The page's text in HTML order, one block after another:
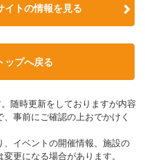
イトの情報を見る
ップへ戻る
随時更新をしておりますが内容
事前にご確認の上おでかけく
イベントの開催情報、施設の
更になる場合があります。